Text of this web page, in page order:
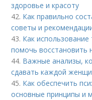
здоровье и красоту
42. Как правильно
советы и
43. Как
помочь восстановить
44. Важные анализы,
сдавать каждой
45. Как обеспечить
основные принципы и